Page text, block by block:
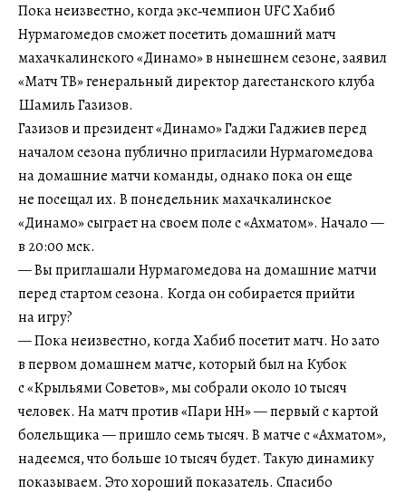
Пока неизвестно, когда экс‑чемпион UFC Хабиб
Нурмагомедов сможет посетить домашний матч
махачкалинского «Динамо» в нынешнем сезоне, заявил
«Матч ТВ» генеральный директор дагестанского клуба
Шамиль Газизов.
Газизов и президент «Динамо» Гаджи Гаджиев перед
началом сезона публично пригласили Нурмагомедова
на домашние матчи команды, однако пока он еще
не посещал их. В понедельник махачкалинское
«Динамо» сыграет на своем поле с «Ахматом». Начало —
в 20:00 мск.
— Вы приглашали Нурмагомедова на домашние матчи
перед стартом сезона. Когда он собирается прийти
на игру?
— Пока неизвестно, когда Хабиб посетит матч. Но зато
в первом домашнем матче, который был на Кубок
с «Крыльями Советов», мы собрали около 10 тысяч
человек. На матч против «Пари НН» — первый с картой
болельщика — пришло семь тысяч. В матче с «Ахматом»,
надеемся, что больше 10 тысяч будет. Такую динамику
показываем. Это хороший показатель. Спасибо